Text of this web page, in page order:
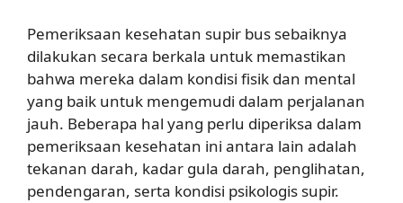
Pemeriksaan kesehatan supir bus sebaiknya
dilakukan secara berkala untuk memastikan
bahwa mereka dalam kondisi fisik dan mental
yang baik untuk mengemudi dalam perjalanan
jauh. Beberapa hal yang perlu diperiksa dalam
pemeriksaan kesehatan ini antara lain adalah
tekanan darah, kadar gula darah, penglihatan,
pendengaran, serta kondisi psikologis supir.